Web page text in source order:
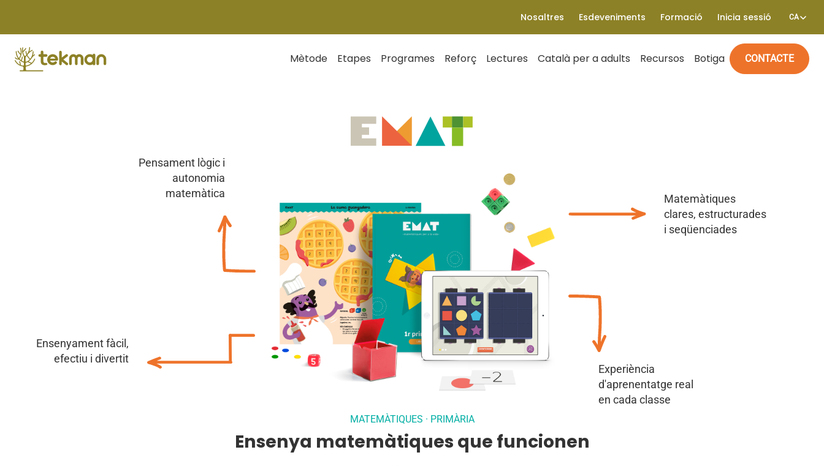
content
Nosaltres Esdeveniments Formació Inicia sessió CA
Mètode Etapes Programes Reforç Lectures Català per a adults Recursos Botiga CONTACTE
Pensament lògic i
autonomia
matemàtica
Matemàtiques
clares, estructurades
i seqüenciades
Ensenyament fàcil,
efectiu i divertit
Experiència
d'aprenentatge real
en cada classe
MATEMÀTIQUES · PRIMÀRIA
Ensenya matemàtiques que funcionen